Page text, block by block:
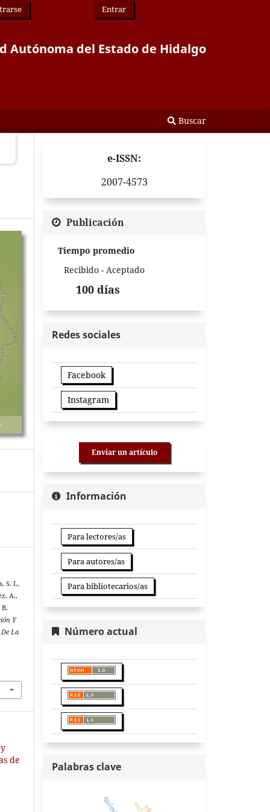
Autónoma del Estado de Hidalgo
Buscar
Entrar
S. I.,
A.,
Y
La
de
e-ISSN:
2007-4573
Publicación
Tiempo promedio
Recibido - Aceptado
100 días
Redes sociales
Facebook
Instagram
Enviar un artículo
Información
Para lectores/as
Para autores/as
Para bibliotecarios/as
Número actual
Palabras clave